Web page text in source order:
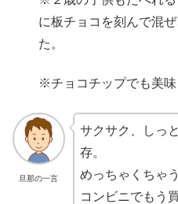
に板チョコを刻んで混
た。
※チョコチップでも美味
旦那の一言
サクサク、しっ
存。
めっちゃくちゃ
コンビニでもう